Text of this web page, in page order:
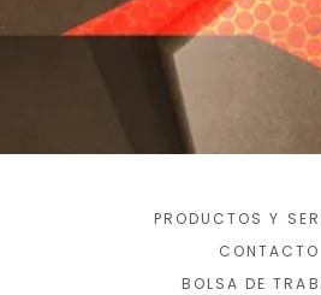
PRODUCTOS Y
CONTACTO
BOLSA DE